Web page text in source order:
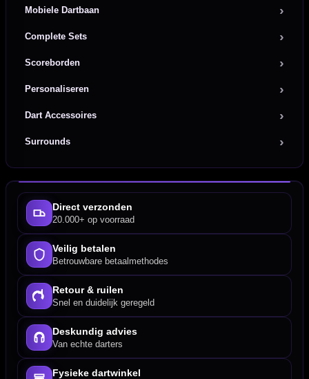
Mobiele Dartbaan
Complete Sets
Scoreborden
Personaliseren
Dart Accessoires
Surrounds
Direct verzonden
20.000+ op voorraad
Veilig betalen
Betrouwbare betaalmethodes
Retour & ruilen
Snel en duidelijk geregeld
Deskundig advies
Van echte darters
Fysieke dartwinkel